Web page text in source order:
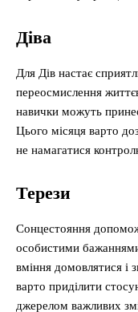
Діва
Для Дів настає
переосмислення
навички можуть
Цього місяця варто
не намагатися
Терези
Сонцестояння
особистими
вміння домовлятися і
варто приділити
джерелом важливих